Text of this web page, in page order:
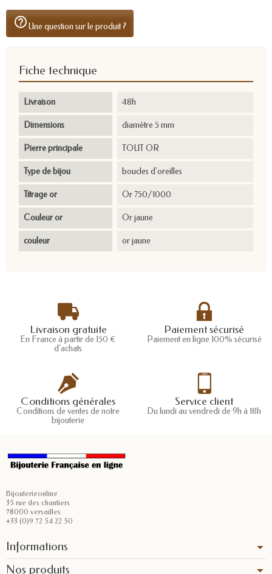
help_outlineUne question sur le produit ?
Fiche technique
Livraison 48h
Dimensions diamètre 5 mm
Pierre principale TOUT OR
Type de bijou boucles d'oreilles
Titrage or Or 750/1000
Couleur or Or jaune
couleur or jaune
Livraison gratuite
En France à partir de 150 €
d'achats
Paiement sécurisé
Paiement en ligne 100% sécurisé
Conditions générales
Conditions de ventes de notre
bijouterie
Service client
Du lundi au vendredi de 9h à 18h
Bijouterieonline
35 rue des chantiers
78000 versailles
+33 (0)9 72 54 22 50
Informations
Nos produits